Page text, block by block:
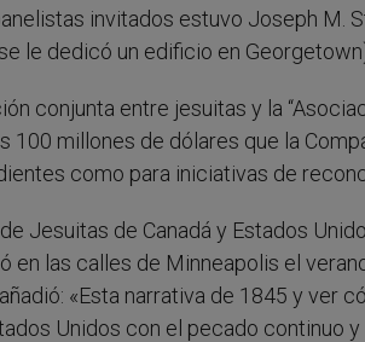
invitados estuvo Joseph M.
le dedicó un edificio en
conjunta entre jesuitas y la
100 millones de dólares que la
como para iniciativas de
Jesuitas de Canadá y Estados
las calles de Minneapolis el
«Esta narrativa de 1845 y ver
Unidos con el pecado continuo